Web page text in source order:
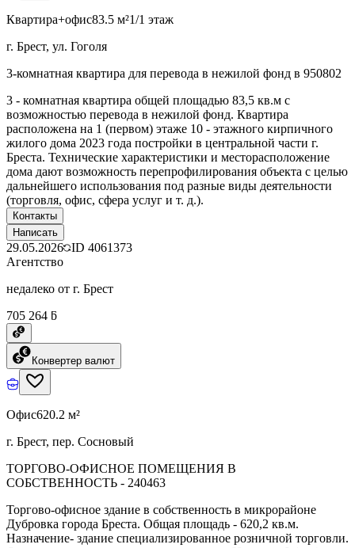
Квартира+офис83.5 м²1/1 этаж
г. Брест, ул. Гоголя
3-комнатная квартира для перевода в нежилой фонд в 950802
3 - комнатная квартира общей площадью 83,5 кв.м с
возможностью перевода в нежилой фонд. Квартира
расположена на 1 (первом) этаже 10 - этажного кирпичного
жилого дома 2023 года постройки в центральной части г.
Бреста. Технические характеристики и месторасположение
дома дают возможность перепрофилирования объекта с целью
дальнейшего использования под разные виды деятельности
(торговля, офис, сфера услуг и т. д.).
Контакты
Написать
29.05.2026 ID 4061373
Агентство
недалеко от г. Брест
705 264 ƃ
Конвертер валют
Офис620.2 м²
г. Брест, пер. Сосновый
ТОРГОВО-ОФИСНОЕ ПОМЕЩЕНИЯ В
СОБСТВЕННОСТЬ - 240463
Торгово-офисное здание в собственность в микрорайоне
Дубровка города Бреста. Общая площадь - 620,2 кв.м.
Назначение- здание специализированное розничной торговли.